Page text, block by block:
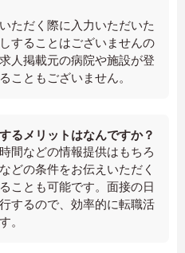
ただく際に入力いただいた
することはございませんの
人掲載元の病院や施設が登
こともございません。
るメリットはなんですか？
間などの情報提供はもちろ
どの条件をお伝えいただく
ことも可能です。面接の日
するので、効率的に転職活
。